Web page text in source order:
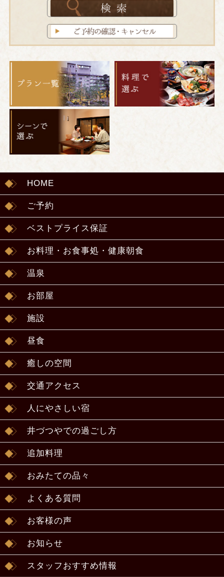
HOME
ご予約
ベストプライス保証
お料理・お食事処・健康朝食
温泉
お部屋
施設
昼食
癒しの空間
交通アクセス
人にやさしい宿
井づつやでの過ごし方
追加料理
おみたての品々
よくある質問
お客様の声
お知らせ
スタッフおすすめ情報